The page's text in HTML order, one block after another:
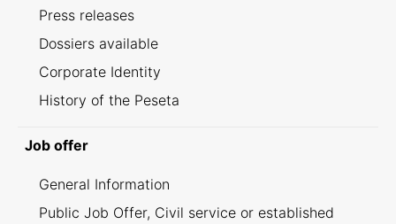
Press releases
Dossiers available
Corporate Identity
History of the Peseta
Job offer
General Information
Public Job Offer, Civil service or established